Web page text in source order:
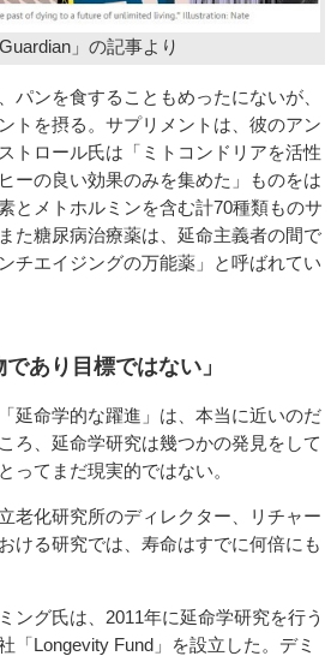
Guardian」の記事より
ンを食することもめったにないが、
トを摂る。サプリメントは、彼のアン
トロール氏は「ミトコンドリアを活性
ーの良い効果のみを集めた」ものをは
とメトホルミンを含む計70種類ものサ
た糖尿病治療薬は、延命主義者の間で
チエイジングの万能薬」と呼ばれてい
あり目標ではない」
延命学的な躍進」は、本当に近いのだ
、延命学研究は幾つかの発見をして
ってまだ現実的ではない。
老化研究所のディレクター、リチャー
ける研究では、寿命はすでに何倍にも
ング氏は、2011年に延命学研究を行う
「Longevity Fund」を設立した。デミ